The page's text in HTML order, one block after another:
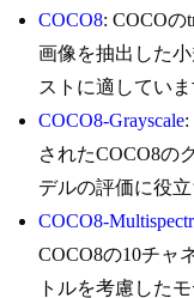
COCO8: COCOの
画像を抽出した
ストに適していま
COCO8-Grayscale:
されたCOCO8の
デルの評価に役立
COCO8-
COCO8の10チャ
トルを考慮した